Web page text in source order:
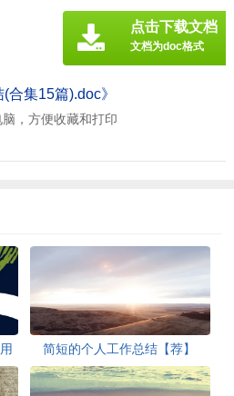
合集15篇).doc》
，方便收藏和打印
点击下载文档
文档为doc格式
简短的个人工作总结【荐】